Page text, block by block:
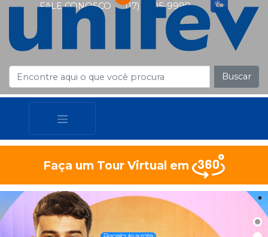
FALE CONOSCO (17) 3405-9999
Buscar
Faça um Tour Virtual em